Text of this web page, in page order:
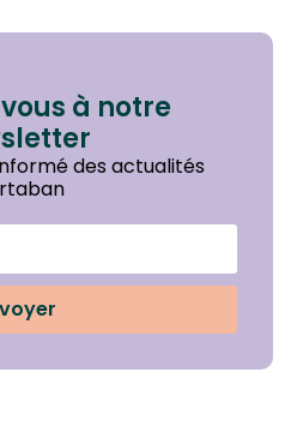
à notre
des actualités